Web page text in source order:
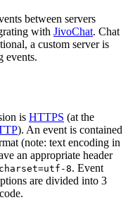
between servers
with JivoChat. Chat
a custom server is
events.
is HTTPS (at the
). An event is contained
(note: text encoding in
an appropriate header
8. Event
are divided into 3